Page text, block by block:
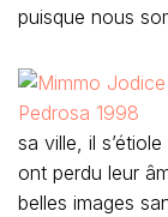
puisque nous
sa ville, il
ont perdu leur
belles images